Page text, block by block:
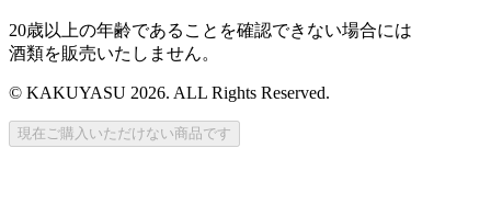
20歳以上の年齢であることを確認できない場合には
酒類を販売いたしません。
© KAKUYASU 2026. ALL Rights Reserved.
現在ご購入いただけない商品です